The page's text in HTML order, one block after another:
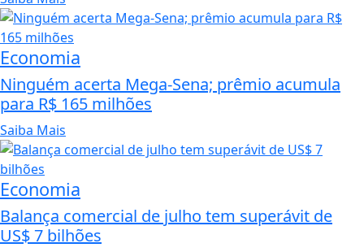
Economia
Ninguém acerta Mega-Sena; prêmio acumula
para R$ 165 milhões
Saiba Mais
Economia
Balança comercial de julho tem superávit de
US$ 7 bilhões